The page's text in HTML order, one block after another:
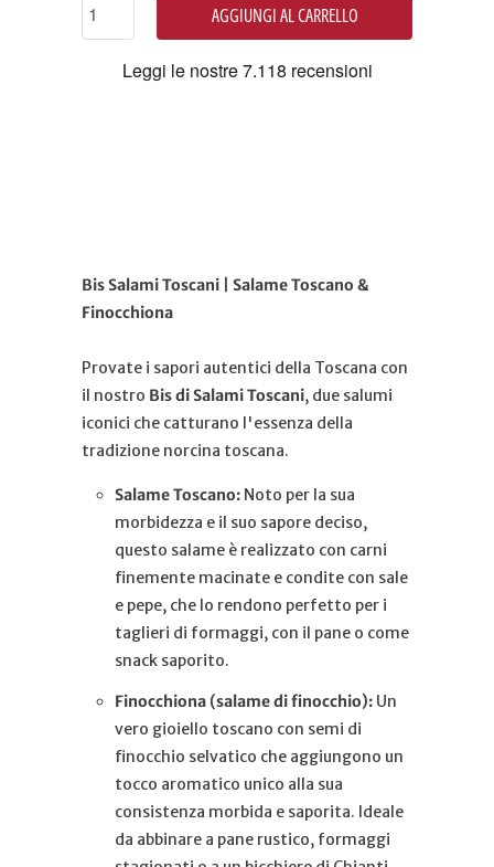
AGGIUNGI AL CARRELLO
Bis Salami Toscani | Salame Toscano &
Finocchiona
Provate i sapori autentici della Toscana con
il nostro Bis di Salami Toscani, due salumi
iconici che catturano l'essenza della
tradizione norcina toscana.
Salame Toscano: Noto per la sua
morbidezza e il suo sapore deciso,
questo salame è realizzato con carni
finemente macinate e condite con sale
e pepe, che lo rendono perfetto per i
taglieri di formaggi, con il pane o come
snack saporito.
Finocchiona (salame di finocchio): Un
vero gioiello toscano con semi di
finocchio selvatico che aggiungono un
tocco aromatico unico alla sua
consistenza morbida e saporita. Ideale
da abbinare a pane rustico, formaggi